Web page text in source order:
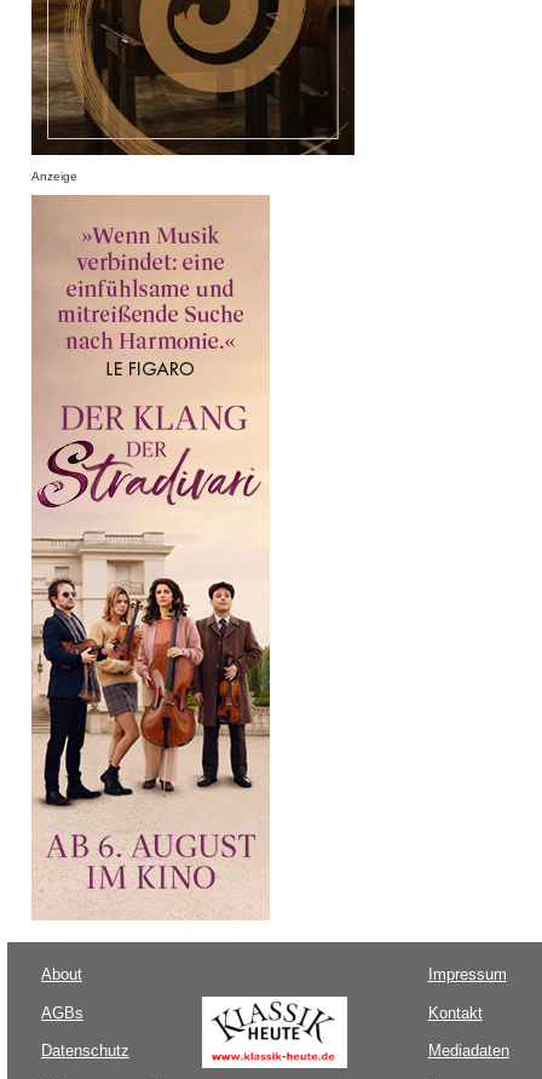
Anzeige
About
AGBs
Datenschutz
Impressum
Kontakt
Mediadaten